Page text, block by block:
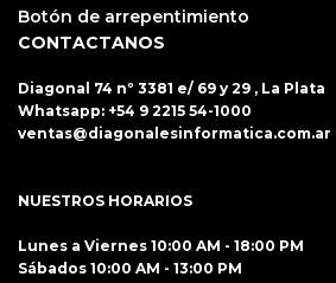
Botón de arrepentimiento
CONTACTANOS
Diagonal 74 nº 3381 e/ 69 y 29 , La Plata
Whatsapp: +54 9 2215 54-1000
ventas@diagonalesinformatica.com.ar
NUESTROS HORARIOS
Lunes a Viernes 10:00 AM - 18:00 PM
Sábados 10:00 AM - 13:00 PM